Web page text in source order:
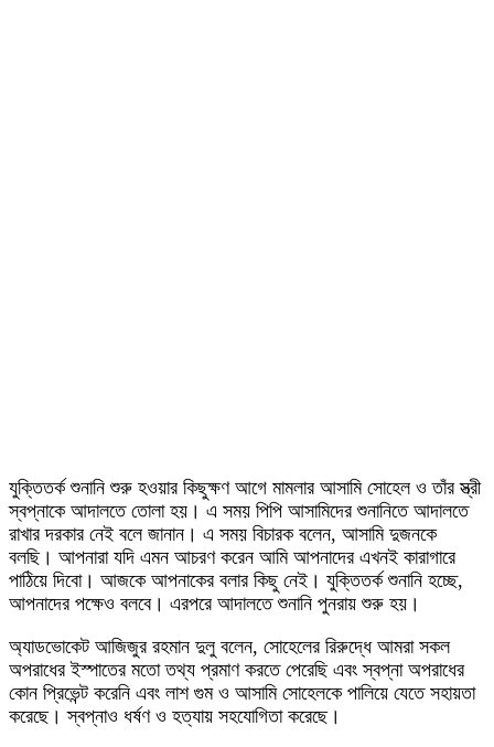
যুক্তিতর্ক শুনানি শুরু হওয়ার কিছুক্ষণ আগে মামলার আসামি সোহেল ও তাঁর স্ত্রী
স্বপ্নাকে আদালতে তোলা হয়। এ সময় পিপি আসামিদের শুনানিতে আদালতে
রাখার দরকার নেই বলে জানান। এ সময় বিচারক বলেন, আসামি দুজনকে
বলছি। আপনারা যদি এমন আচরণ করেন আমি আপনাদের এখনই কারাগারে
পাঠিয়ে দিবো। আজকে আপনাকের বলার কিছু নেই। যুক্তিতর্ক শুনানি হচ্ছে,
আপনাদের পক্ষেও বলবে। এরপরে আদালতে শুনানি পুনরায় শুরু হয়।
অ্যাডভোকেট আজিজুর রহমান দুলু বলেন, সোহেলের রিরুদ্ধে আমরা সকল
অপরাধের ইস্পাতের মতো তথ্য প্রমাণ করতে পেরেছি এবং স্বপ্না অপরাধের
কোন প্রিভেন্ট করেনি এবং লাশ গুম ও আসামি সোহেলকে পালিয়ে যেতে সহায়তা
করেছে। স্বপ্নাও ধর্ষণ ও হত্যায় সহযোগিতা করেছে।